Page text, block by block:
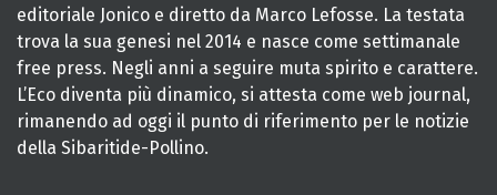
editoriale Jonico e diretto da Marco Lefosse. La testata
trova la sua genesi nel 2014 e nasce come settimanale
free press. Negli anni a seguire muta spirito e carattere.
L’Eco diventa più dinamico, si attesta come web journal,
rimanendo ad oggi il punto di riferimento per le notizie
della Sibaritide-Pollino.